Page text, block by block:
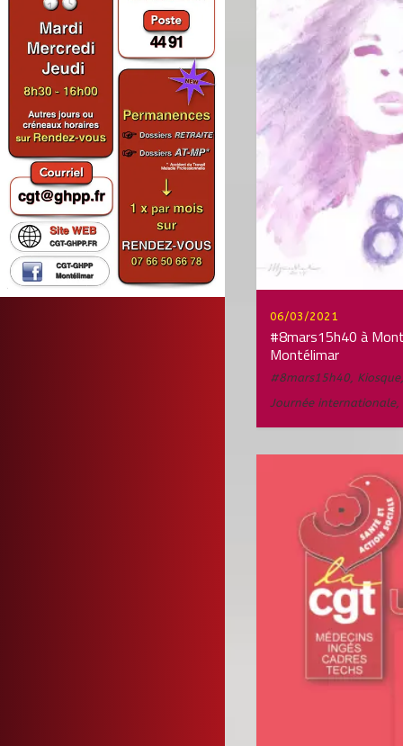
06/03/2021
#8mars15h40 à
Montélimar
#8mars15h40, Kiosque
Journée internationale,